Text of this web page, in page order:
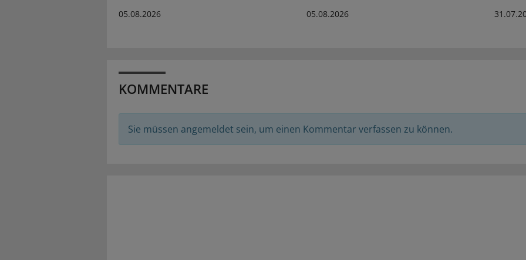
05.08.2026 05.08.2026
KOMMENTARE
Sie müssen angemeldet sein, um einen Kommentar verfassen zu können.